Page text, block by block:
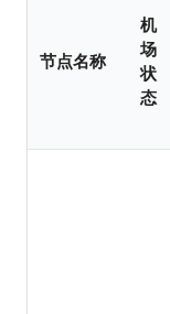
节点名称
机
场
状
态